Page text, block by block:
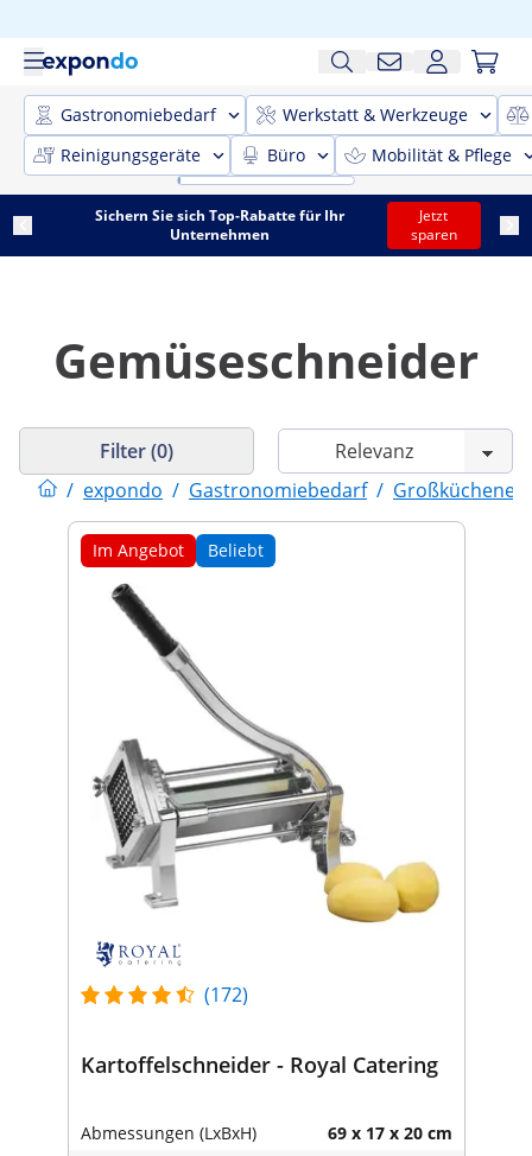
Gastronomiebedarf
Werkstatt & Werkzeuge
Reinigungsgeräte
Büro Mobilität & Pflege
Sichern Sie sich Top-Rabatte für Ihr
Unternehmen
Jetzt
sparen
Gemüseschneider
/ expondo / Gastronomiebedarf /
Filter (0)
Im Angebot Beliebt
(172)
Kartoffelschneider - Royal Catering
Abmessungen (LxBxH) 69 x 17 x 20 cm